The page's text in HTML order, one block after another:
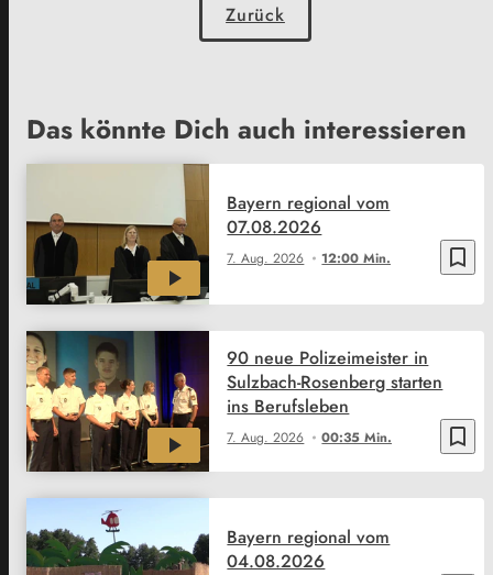
Zurück
Das könnte Dich auch interessieren
bookmark_border
7. Aug. 2026 12:00 Min.
Bayern regional vom
07.08.2026
bookmark_border
7. Aug. 2026 00:35 Min.
90 neue Polizeimeister in
Sulzbach-Rosenberg starten
ins Berufsleben
Bayern regional vom
04.08.2026